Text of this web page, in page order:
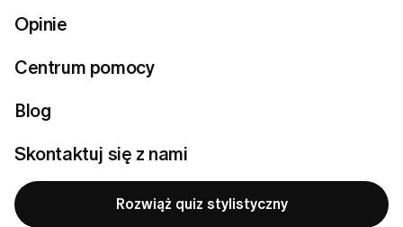
Opinie
Centrum pomocy
Blog
Skontaktuj się z nami
Rozwiąż quiz stylistyczny